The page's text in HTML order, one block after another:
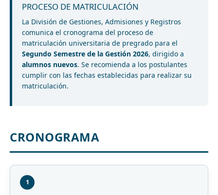
PROCESO DE MATRICULACIÓN
La División de Gestiones, Admisiones y Registros
comunica el cronograma del proceso de
matriculación universitaria de pregrado para el
Segundo Semestre de la Gestión 2026, dirigido a
alumnos nuevos. Se recomienda a los postulantes
cumplir con las fechas establecidas para realizar su
matriculación.
CRONOGRAMA
1